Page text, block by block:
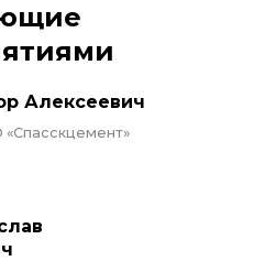
Алексеевич